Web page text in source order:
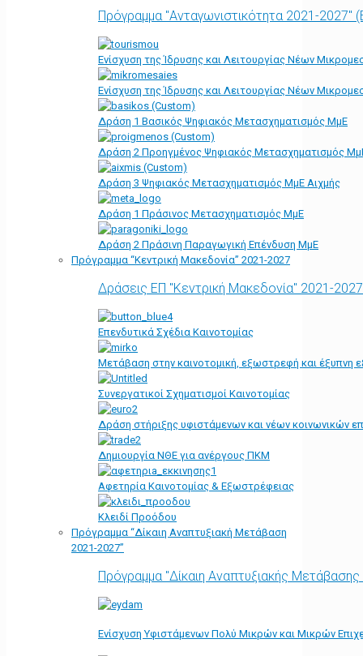
Πρόγραμμα "Ανταγωνιστικότητα 2021-
Ενίσχυση της Ίδρυσης και Λειτουργίας Νέων
Ενίσχυση της Ίδρυσης και Λειτουργίας Νέων
Δράση 1 Βασικός Ψηφιακός Μετασχηματισμός ΜμΕ
Δράση 2 Προηγμένος Ψηφιακός Μετασχηματισμός
Δράση 3 Ψηφιακός Μετασχηματισμός ΜμΕ Αιχμής
Δράση 1 Πράσινος Μετασχηματισμός ΜμΕ
Δράση 2 Πράσινη Παραγωγική Επένδυση ΜμΕ
Πρόγραμμα “Κεντρική Μακεδονία” 2021-2027
Δράσεις ΕΠ "Κεντρική Μακεδονία" 2021-2027
Επενδυτικά Σχέδια Καινοτομίας
Μετάβαση στην καινοτομική, εξωστρεφή και έξυπνη
Συνεργατικοί Σχηματισμοί Καινοτομίας
Δράση στήριξης υφιστάμενων και νέων κοινωνικών
Δημιουργία ΝΘΕ για ανέργους ΠΚΜ
Αφετηρία Kαινοτομίας & Εξωστρέφειας
Κλειδί Προόδου
Πρόγραμμα “Δίκαιη Αναπτυξιακή Μετάβαση
2021-2027”
Πρόγραμμα "Δίκαιη Αναπτυξιακής
Ενίσχυση Υφιστάμενων Πολύ Μικρών και Μικρών